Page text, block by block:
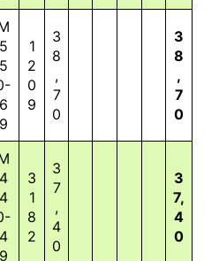
5
5
6
9
1
2
0
9
3
8
,
7
0
3
8
,
7
0
4
4
4
9
3
1
8
2
3
7
,
4
0
3
7,
4
0